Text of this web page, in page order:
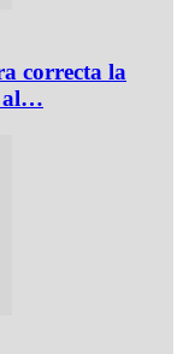
correcta la
al…